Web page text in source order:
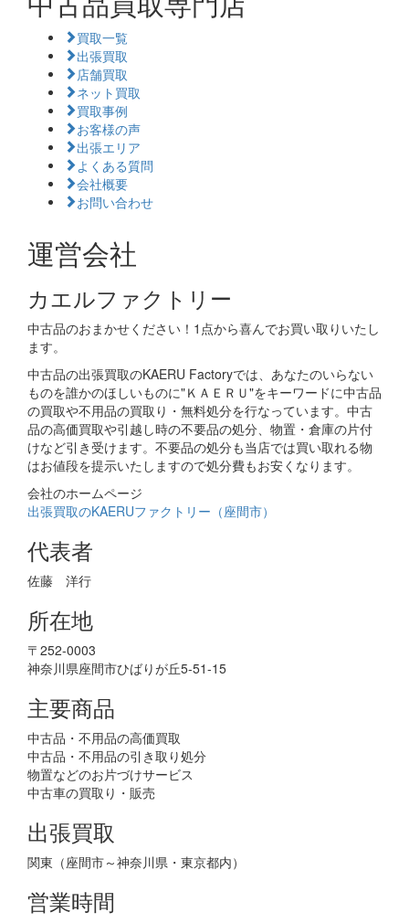
買取一覧
出張買取
店舗買取
ネット買取
買取事例
お客様の声
出張エリア
よくある質問
会社概要
お問い合わせ
運営会社
カエルファクトリー
中古品のおまかせください！1点から喜んでお買い取りいたし
ます。
中古品の出張買取のKAERU Factoryでは、あなたのいらない
ものを誰かのほしいものに"ＫＡＥＲＵ"をキーワードに中古品
の買取や不用品の買取り・無料処分を行なっています。中古
品の高価買取や引越し時の不要品の処分、物置・倉庫の片付
けなど引き受けます。不要品の処分も当店では買い取れる物
はお値段を提示いたしますので処分費もお安くなります。
会社のホームページ
出張買取のKAERUファクトリー（座間市）
代表者
佐藤 洋行
所在地
〒252-0003
神奈川県座間市ひばりが丘5-51-15
主要商品
中古品・不用品の高価買取
中古品・不用品の引き取り処分
物置などのお片づけサービス
中古車の買取り・販売
出張買取
関東（座間市～神奈川県・東京都内）
営業時間